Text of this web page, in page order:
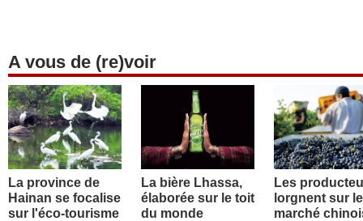
A vous de (re)voir
La province de
Hainan se focalise
sur l'éco-tourisme
La bière Lhassa,
élaborée sur le toit
du monde
Les
lorgnent sur le
marché